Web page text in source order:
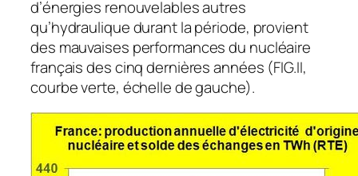
d’énergies renouvelables autres
qu’hydraulique durant la période, provient
des mauvaises performances du nucléaire
français des cinq dernières années (FIG.II,
courbe verte, échelle de gauche).